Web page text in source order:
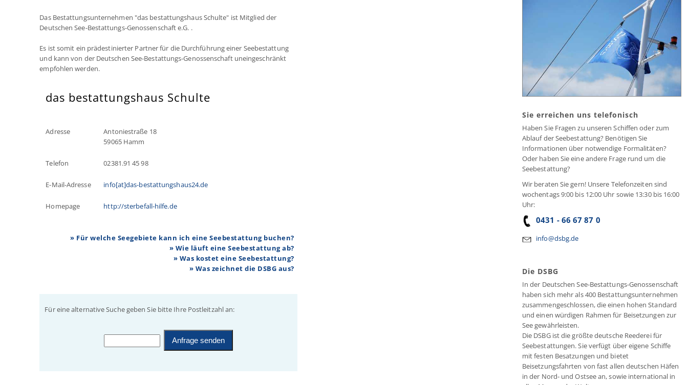
Das Bestattungsunternehmen "das bestattungshaus Schulte" ist Mitglied der
Deutschen See-Bestattungs-Genossenschaft e.G. .
Es ist somit ein prädestinierter Partner für die Durchführung einer Seebestattung
und kann von der Deutschen See-Bestattungs-Genossenschaft uneingeschränkt
empfohlen werden.
das bestattungshaus Schulte
Adresse
Antoniestraße 18
59065 Hamm
Telefon 02381.91 45 98
E-Mail-Adresse info[at]das-bestattungshaus24.de
Homepage http://sterbefall-hilfe.de
» Für welche Seegebiete kann ich eine Seebestattung buchen?
» Wie läuft eine Seebestattung ab?
» Was kostet eine Seebestattung?
» Was zeichnet die DSBG aus?
Für eine alternative Suche geben Sie bitte Ihre Postleitzahl an:
Sie erreichen uns telefonisch
Haben Sie Fragen zu unseren Schiffen oder zum
Ablauf der Seebestattung? Benötigen Sie
Informationen über notwendige Formalitäten?
Oder haben Sie eine andere Frage rund um die
Seebestattung?
Wir beraten Sie gern! Unsere Telefonzeiten sind
wochentags 9:00 bis 12:00 Uhr sowie 13:30 bis 16:00
Uhr:
0431 - 66 67 87 0
info@dsbg.de
Die DSBG
In der Deutschen See-Bestattungs-Genossenschaft
haben sich mehr als 400 Bestattungsunternehmen
zusammengeschlossen, die einen hohen Standard
und einen würdigen Rahmen für Beisetzungen zur
See gewährleisten.
Die DSBG ist die größte deutsche Reederei für
Seebestattungen. Sie verfügt über eigene Schiffe
mit festen Besatzungen und bietet
Beisetzungsfahrten von fast allen deutschen Häfen
in der Nord- und Ostsee an, sowie international in